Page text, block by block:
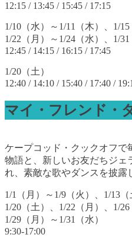
12:15 / 13:45 / 15:45 / 17:15
1/10（水）～1/11（木）、1/15
1/22（月）～1/24（水）、1/31
12:45 / 14:15 / 16:15 / 17:45
1/20（土）
12:40 / 14:10 / 15:40 / 17:40 /
マイ・フレンド・
ケープコッド・クックオフで
物語と、新しいお友だちジェ
れ、素敵な歌やダンスを披露
1/1（月）～1/9（火）、1/13（
1/20（土）、1/22（月）、1/26
1/29（月）～1/31（水）
9:30-17:00